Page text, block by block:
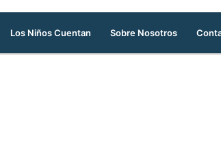
Los Niños Cuentan Sobre Nosotros